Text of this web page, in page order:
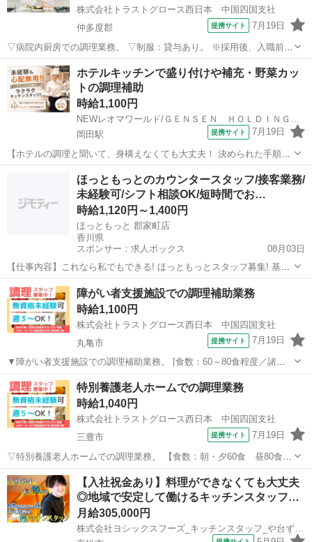
株式会社トラストグロース西日本 中国四国支社
仲多度郡
提携サイト 7月19日
▽病院内厨房での調理業務。 ▽制服：貸与あり。 ※採用後、入職前に
健康診断・検便の提出必須。 ●屋外喫煙所有り。 ●20代-60代職員活躍
中。 【必須資格・条件】 ◇不問 ※お仕事No.CS-7769A ご応募時に上
記...
香川 仲多度郡 キッチン
ホテルキッチンで盛り付けや補充・野菜カッ
トの調理補助
時給1,100円
岡田駅
提携サイト 7月19日
【ホテルの調理と聞いて、身構えなくても大丈夫！ 決められた手順に
沿って進める、覚えやすいキッチンのお仕事です】 ホテルのキッチン
と聞くと、「料理の経験が必要そう」「専門的で難しそう」と思われ
るかもしれません。 しかし、当...
岡田駅 キッチン
ほっともっとのカウンタースタッフ/接客業務/
未経験可/シフト相談OK/短時間でお…
時給1,120円～1,400円
ほっともっと 郡家町店
香川県
スポンサー：求人ボックス
08月03日
【仕事内容】これなら私でもできる! ほっともっとスタッフ募集! 基本
業務は… カウンターで注文を受ける 調理スタッフに伝える お客様に
お渡しする 覚えやすさには自信あり 初めての方でも安心して働けま
す! 働きたい時間を選べる 適度...
アルバイト・パート
障がい者支援施設での調理補助業務
時給1,100円
株式会社トラストグロース西日本 中国四国支社
丸亀市
提携サイト 7月19日
▼障がい者支援施設での調理補助業務。 [食数：60～80食程度／諸君
体制：調理師1名・補助1名] 【必須資格・条件】 ◇不問 ※お仕事
No.CS-6893G ご応募時に上記No.をお知らせ下さい♪ ★メールやLIN...
香川 丸亀市 キッチン
特別養護老人ホームでの調理業務
時給1,040円
株式会社トラストグロース西日本 中国四国支社
三豊市
提携サイト 7月19日
▽特別養護老人ホームでの調理業務。 【食数：朝・夕60食 昼80食程
度(職員分含む)／職員：3名体制】 ▽レシピに基づいた調理・盛付け・
仕込み・片付け 等。 ▽制服：貸与あり。 ※採用後、入職前に健康診
断・検便の提出必須 ...
香川 三豊市 キッチン
【入社祝金あり】料理ができなくても大丈夫
◎地域で安定して働けるキッチンスタッフ…
月給305,000円
株式会社ヨシックスフーズ_キッチンスタッフ_や台ずし亀井町 (正社員)